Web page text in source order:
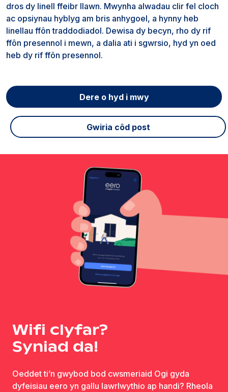
dros dy linell ffeibr llawn. Mwynha alwadau clir fel cloch
ac opsiynau hyblyg am bris anhygoel, a hynny heb
linellau ffôn traddodiadol. Dewisa dy becyn, rho dy rif
ffôn presennol i mewn, a dalia ati i sgwrsio, hyd yn oed
heb dy rif ffôn presennol.
Dere o hyd i mwy
Gwiria côd post
Wifi clyfar?
Syniad da!
Oeddet ti’n gwybod bod cwsmeriaid Ogi gyda
dyfeisiau eero yn gallu lawrlwythio ap handi? Rheola